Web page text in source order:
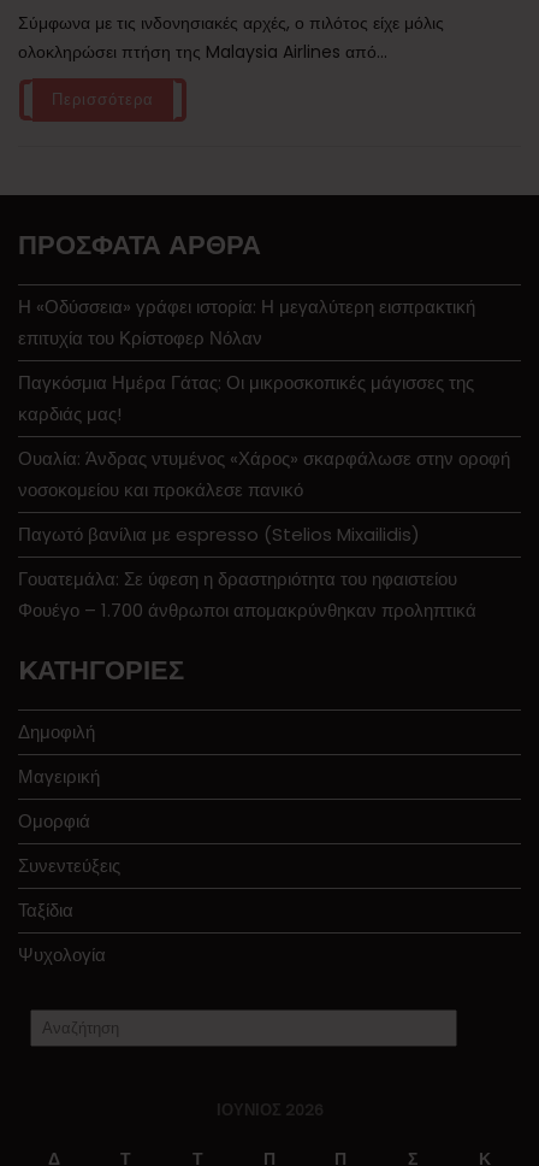
Σύμφωνα με τις ινδονησιακές αρχές, ο πιλότος είχε μόλις
ολοκληρώσει πτήση της Malaysia Airlines από...
Περισσότερα
ΠΡΌΣΦΑΤΑ ΆΡΘΡΑ
Η «Οδύσσεια» γράφει ιστορία: Η μεγαλύτερη εισπρακτική
επιτυχία του Κρίστοφερ Νόλαν
Παγκόσμια Ημέρα Γάτας: Οι μικροσκοπικές μάγισσες της
καρδιάς μας!
Ουαλία: Άνδρας ντυμένος «Χάρος» σκαρφάλωσε στην οροφή
νοσοκομείου και προκάλεσε πανικό
Παγωτό βανίλια με espresso (Stelios Mixailidis)
Γουατεμάλα: Σε ύφεση η δραστηριότητα του ηφαιστείου
Φουέγο – 1.700 άνθρωποι απομακρύνθηκαν προληπτικά
KΑΤΗΓΟΡΊΕΣ
Δημοφιλή
Μαγειρική
Ομορφιά
Συνεντεύξεις
Ταξίδια
Ψυχολογία
ΙΟΎΝΙΟΣ 2026
Δ Τ Τ Π Π Σ Κ